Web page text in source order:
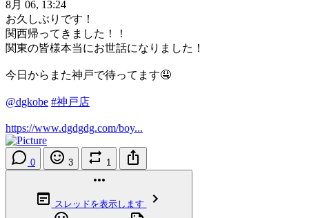
8月 06, 13:24
お久しぶりです！
関西帰ってきました！！
関東の皆様本当にお世話になりました！
今日からまた神戸で待ってます🤤
@dgkobe #神戸店
https://www.dgdgdg.com/boy...
0 3 1
スレッドを表示します